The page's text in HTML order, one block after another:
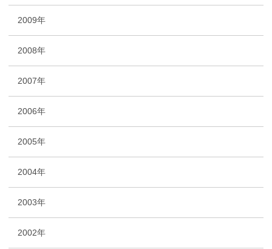
2009年
2008年
2007年
2006年
2005年
2004年
2003年
2002年